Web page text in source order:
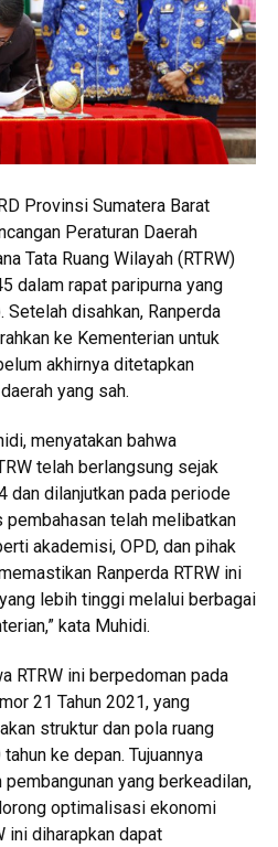
Provinsi Sumatera Barat
Peraturan Daerah
Tata Ruang Wilayah (RTRW)
dalam rapat paripurna yang
disahkan, Ranperda
ke Kementerian untuk
akhirnya ditetapkan
yang sah.
menyatakan bahwa
telah berlangsung sejak
dan dilanjutkan pada periode
pembahasan telah melibatkan
akademisi, OPD, dan pihak
Ranperda RTRW ini
lebih tinggi melalui berbagai
kata Muhidi.
RTRW ini berpedoman pada
21 Tahun 2021, yang
struktur dan pola ruang
ke depan. Tujuannya
yang berkeadilan,
optimalisasi ekonomi
ini diharapkan dapat